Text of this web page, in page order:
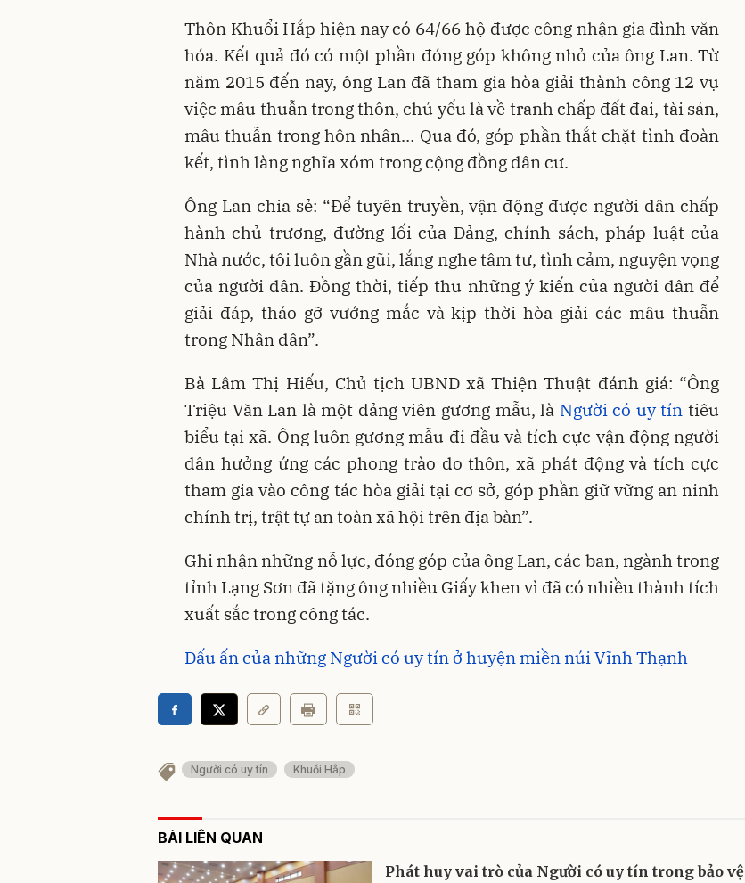
Thôn Khuổi Hắp hiện nay có 64/66 hộ được công nhận gia đình văn
hóa. Kết quả đó có một phần đóng góp không nhỏ của ông Lan. Từ
năm 2015 đến nay, ông Lan đã tham gia hòa giải thành công 12 vụ
việc mâu thuẫn trong thôn, chủ yếu là về tranh chấp đất đai, tài sản,
mâu thuẫn trong hôn nhân… Qua đó, góp phần thắt chặt tình đoàn
kết, tình làng nghĩa xóm trong cộng đồng dân cư.
Ông Lan chia sẻ: “Để tuyên truyền, vận động được người dân chấp
hành chủ trương, đường lối của Đảng, chính sách, pháp luật của
Nhà nước, tôi luôn gần gũi, lắng nghe tâm tư, tình cảm, nguyện vọng
của người dân. Đồng thời, tiếp thu những ý kiến của người dân để
giải đáp, tháo gỡ vướng mắc và kịp thời hòa giải các mâu thuẫn
trong Nhân dân”.
Bà Lâm Thị Hiếu, Chủ tịch UBND xã Thiện Thuật đánh giá: “Ông
Triệu Văn Lan là một đảng viên gương mẫu, là Người có uy tín tiêu
biểu tại xã. Ông luôn gương mẫu đi đầu và tích cực vận động người
dân hưởng ứng các phong trào do thôn, xã phát động và tích cực
tham gia vào công tác hòa giải tại cơ sở, góp phần giữ vững an ninh
chính trị, trật tự an toàn xã hội trên địa bàn”.
Ghi nhận những nỗ lực, đóng góp của ông Lan, các ban, ngành trong
tỉnh Lạng Sơn đã tặng ông nhiều Giấy khen vì đã có nhiều thành tích
xuất sắc trong công tác.
Dấu ấn của những Người có uy tín ở huyện miền núi Vĩnh Thạnh
Người có uy tín Khuổi Hắp
BÀI LIÊN QUAN
Phát huy vai trò của Người có uy tín trong bảo vệ